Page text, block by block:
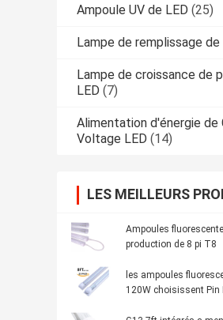
Ampoule UV de LED (25)
Lampe de remplissage de
Lampe de croissance de
LED (7)
Alimentation d'énergie de
Voltage LED (14)
LES MEILLEURS
Ampoules
production de 8 pi T8
les ampoules
120W choisissent Pin